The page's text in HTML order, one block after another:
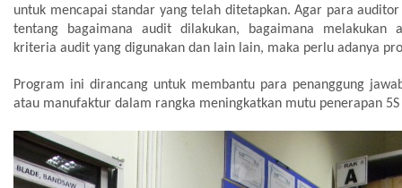
untuk mencapai standar yang telah ditetapkan. Agar para
tentang bagaimana audit dilakukan, bagaimana melakukan
kriteria audit yang digunakan dan lain lain, maka perlu adanya
Program ini dirancang untuk membantu para penanggung
atau manufaktur dalam rangka meningkatkan mutu penerapan